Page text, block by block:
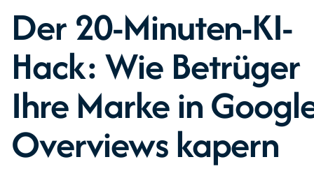
Der 20-Minuten-KI-
Hack: Wie Betrüger
Ihre Marke in
Overviews kapern